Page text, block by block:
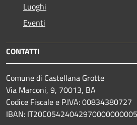
Luoghi
Eventi
CONTATTI
Comune di Castellana Grotte
Via Marconi, 9, 70013, BA
Codice Fiscale e P.IVA: 00834380727
IBAN: